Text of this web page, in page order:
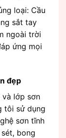
loại: Cầu
sắt tay
ngoài trời
ứng mọi
đẹp
và lớp sơn
tôi sử dụng
sơn tĩnh
bong